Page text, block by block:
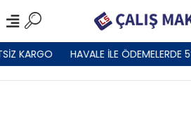
KARGO HAVALE İLE ÖDEMELERDE